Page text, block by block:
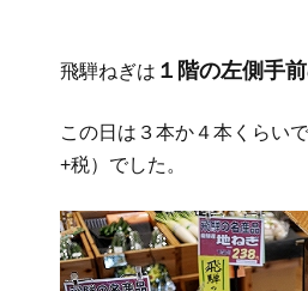
飛騨ねぎは １階の左側手前
この日は３本か４本くらいで
+税）でした。